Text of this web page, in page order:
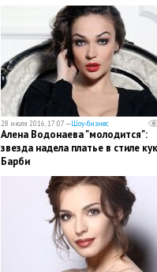
28 июля 2016, 17:07 —Шоу-бизнес
Алена Водонаева "молодится":
звезда надела платье в стиле
Барби